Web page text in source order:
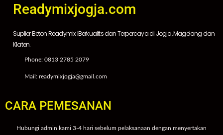
Readymixjogja.com
Suplier Beton Readymix IBerkualits dan Terpercaya di Jogja, Magelang dan
Klaten.
Phone: 0813 2785 2079
Mail: readymixjogja@gmail.com
CARA PEMESANAN
Hubungi admin kami 3-4 hari sebelum pelaksanaan dengan menyertakan